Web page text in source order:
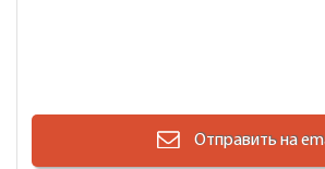
Отправить на